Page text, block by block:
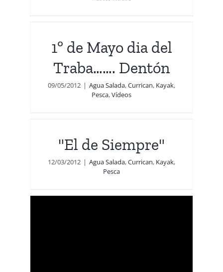
1º de Mayo dia del
Traba……. Dentón
09/05/2012 | Agua Salada,Currican, Kayak,
Pesca,Vídeos
"El de Siempre"
12/03/2012 | Agua Salada,Currican, Kayak,
Pesca